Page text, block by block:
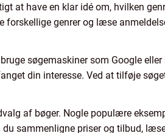
at have en klar idé om, hvilken
forskellige genrer og læse
søgemaskiner som Google eller
din interesse. Ved at tilføje
af bøger. Nogle populære
du sammenligne priser og tilbud,